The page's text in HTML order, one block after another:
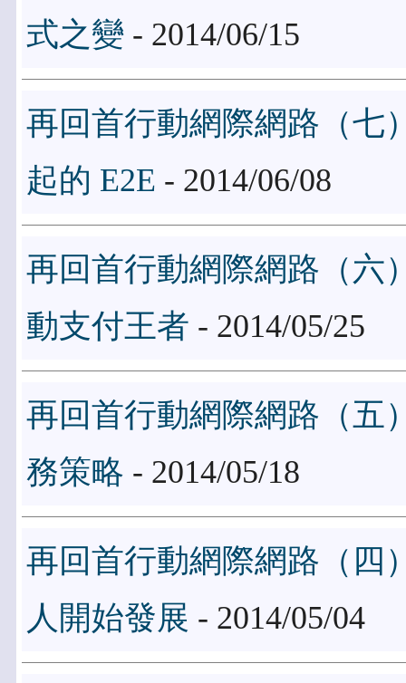
式之變 - 2014/06/15
再回首行動網際網路（七
起的 E2E - 2014/06/08
再回首行動網際網路（六
動支付王者 - 2014/05/25
再回首行動網際網路（五
務策略 - 2014/05/18
再回首行動網際網路（四
人開始發展 - 2014/05/04